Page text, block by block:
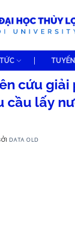
cứu
cầu lấy
DATA OLD